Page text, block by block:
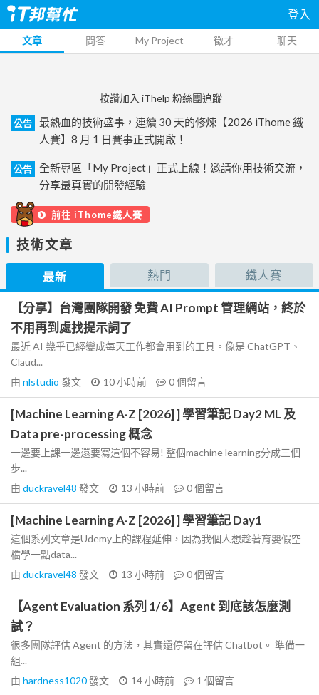
登入
文章 問答 My Project 徵才 聊天
按讚加入 iThelp 粉絲團追蹤
公告
最熱血的技術盛事，連續 30 天的修煉【2026 iThome 鐵
人賽】8 月 1 日賽事正式開啟！
公告
全新專區「My Project」正式上線！邀請你用技術交流，
分享最真實的開發經驗
前往 iThome鐵人賽
技術文章
最新 熱門 鐵人賽
【分享】台灣團隊開發 免費 AI Prompt 管理網站，終於
不用再到處找提示詞了
最近 AI 幾乎已經變成每天工作都會用到的工具。像是 ChatGPT、
Claud...
由 nlstudio 發文 10 小時前 0個留言
[Machine Learning A-Z [2026] ] 學習筆記 Day2 ML 及
Data pre-processing 概念
一邊要上課一邊還要寫這個不容易! 整個machine learning分成三個
步...
由 duckravel48 發文 13 小時前 0個留言
[Machine Learning A-Z [2026] ] 學習筆記 Day1
這個系列文章是Udemy上的課程延伸，因為我個人想趁著育嬰假空
檔學一點data...
由 duckravel48 發文 13 小時前 0個留言
【Agent Evaluation 系列 1/6】Agent 到底該怎麼測
試？
很多團隊評估 Agent 的方法，其實還停留在評估 Chatbot。 準備一
組...
由 hardness1020發文 14 小時前 1 個留言